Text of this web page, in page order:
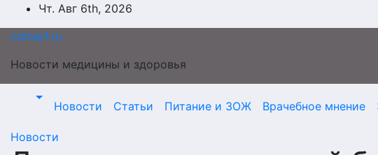
Перейти
к
содержимому
Чт. Авг 6th, 2026
cdmarf.ru
Новости медицины и здоровья
Новости Статьи Питание и ЗОЖ Врачебное мнение
Новости